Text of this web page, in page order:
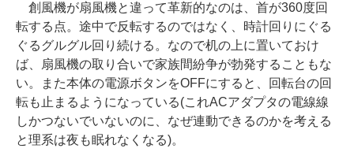
創風機が扇風機と違って革新的なのは、首が360度回
転する点。途中で反転するのではなく、時計回りにぐる
ぐるグルグル回り続ける。なので机の上に置いておけ
ば、扇風機の取り合いで家族間紛争が勃発することもな
い。また本体の電源ボタンをOFFにすると、回転台の回
転も止まるようになっている(これACアダプタの電線線
しかつないでいないのに、なぜ連動できるのかを考える
と理系は夜も眠れなくなる)。